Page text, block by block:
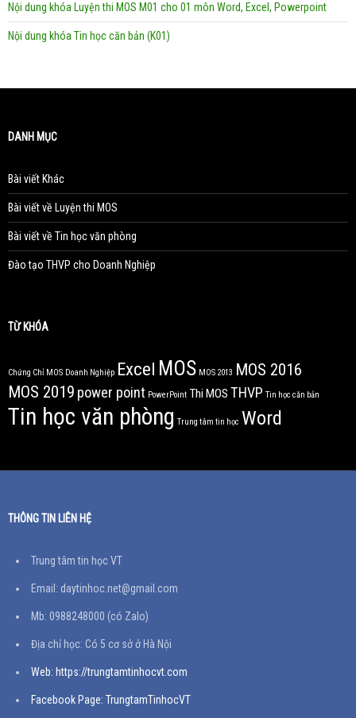
Nội dung khóa Luyện thi MOS M01 cho 01 môn Word, Excel, Powerpoint
Nội dung khóa Tin học căn bản (K01)
DANH MỤC
Bài viết Khác
Bài viết về Luyện thi MOS
Bài viết về Tin học văn phòng
Đào tạo THVP cho Doanh Nghiệp
TỪ KHÓA
Chứng Chỉ MOS Doanh Nghiệp Excel MOS MOS 2013 MOS 2016
MOS 2019 power point PowerPoint Thi MOS THVP Tin học căn bản
Tin học văn phòng Trung tâm tin học Word
THÔNG TIN LIÊN HỆ
Trung tâm tin học VT
Email: daytinhoc.net@gmail.com
Mb: 0988248000 (có Zalo)
Địa chỉ học: Có 5 cơ sở ở Hà Nội
Web: https://trungtamtinhocvt.com
Facebook Page: TrungtamTinhocVT